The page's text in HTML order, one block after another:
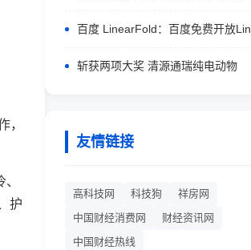
，
护
百度 LinearFold：百度免费开放Lin
斩获两项大奖 清源通瑞纯电动物
友情链接
高科技网 科技狗
祥房网
中国财经消费网
财经资讯网
中国财经热线